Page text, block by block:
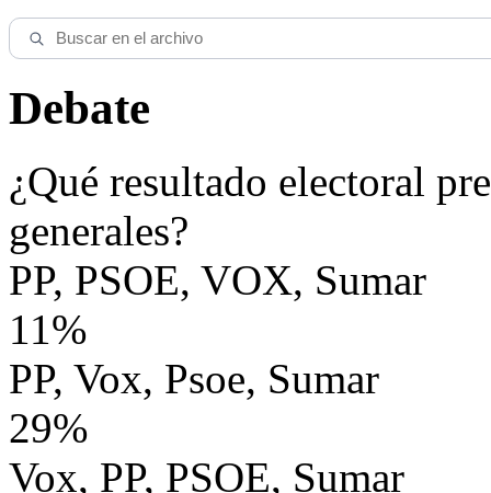
Debate
¿Qué resultado electoral
generales?
PP, PSOE, VOX, Sumar
11%
PP, Vox, Psoe, Sumar
29%
Vox, PP, PSOE, Sumar